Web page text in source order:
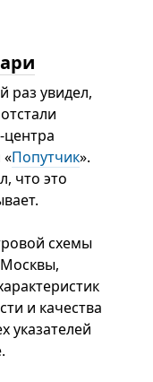
раз увидел,
«Попутчик».
что это
схемы
и качества
указателей